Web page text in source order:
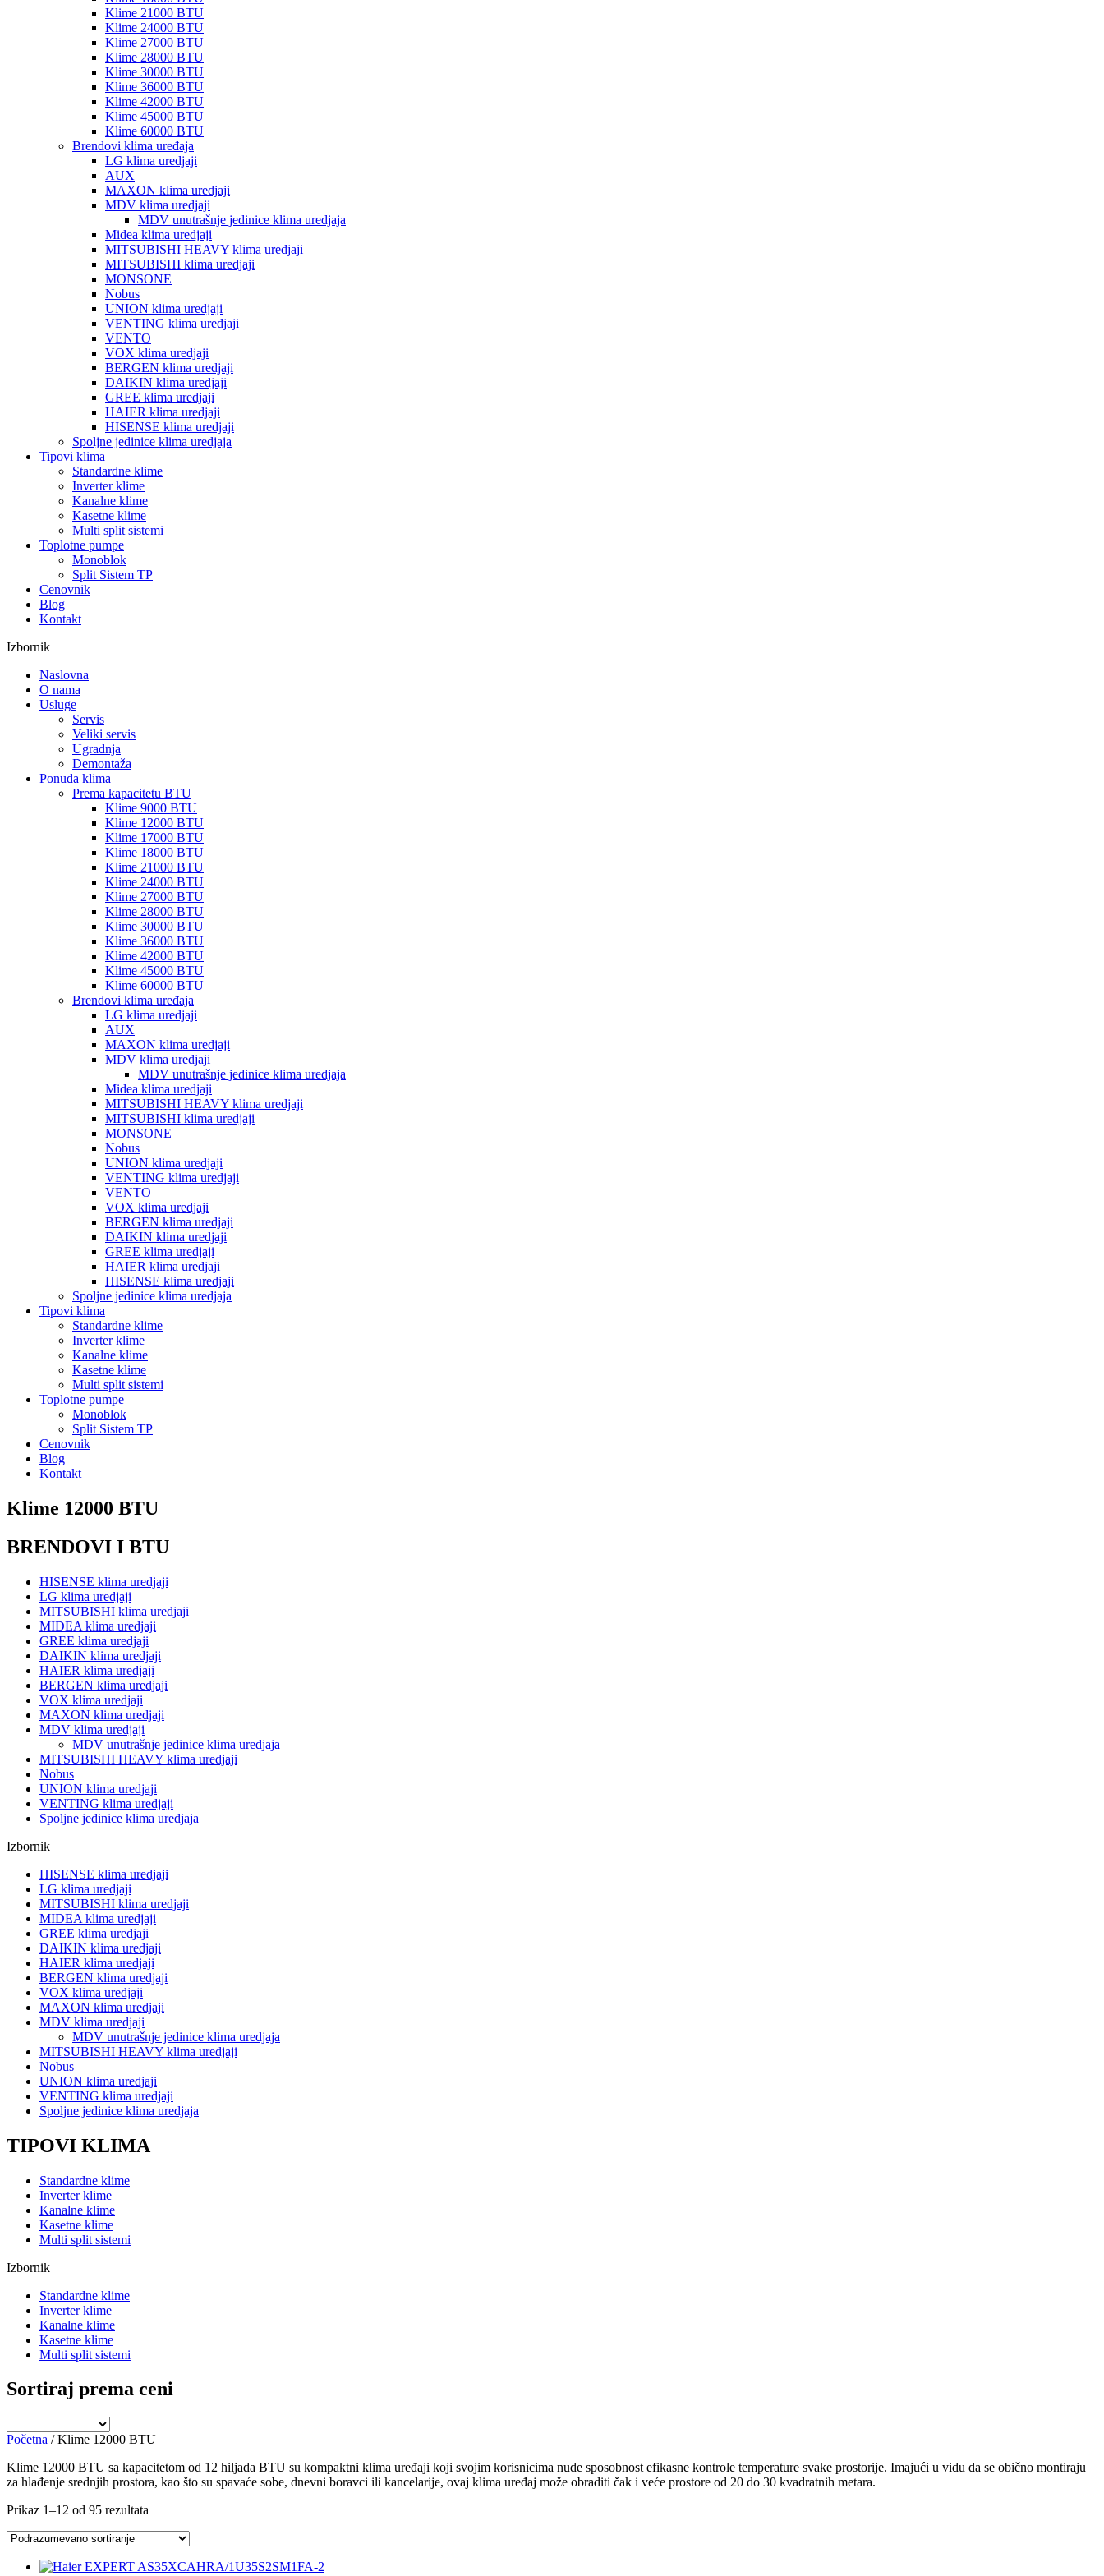
Klime 21000 BTU
Klime 24000 BTU
Klime 27000 BTU
Klime 28000 BTU
Klime 30000 BTU
Klime 36000 BTU
Klime 42000 BTU
Klime 45000 BTU
Klime 60000 BTU
Brendovi klima uređaja
LG klima uredjaji
AUX
MAXON klima uredjaji
MDV klima uredjaji
MDV unutrašnje jedinice klima uredjaja
Midea klima uredjaji
MITSUBISHI HEAVY klima uredjaji
MITSUBISHI klima uredjaji
MONSONE
Nobus
UNION klima uredjaji
VENTING klima uredjaji
VENTO
VOX klima uredjaji
BERGEN klima uredjaji
DAIKIN klima uredjaji
GREE klima uredjaji
HAIER klima uredjaji
HISENSE klima uredjaji
Spoljne jedinice klima uredjaja
Tipovi klima
Standardne klime
Inverter klime
Kanalne klime
Kasetne klime
Multi split sistemi
Toplotne pumpe
Monoblok
Split Sistem TP
Cenovnik
Blog
Kontakt
Izbornik
Naslovna
O nama
Usluge
Servis
Veliki servis
Ugradnja
Demontaža
Ponuda klima
Prema kapacitetu BTU
Klime 9000 BTU
Klime 12000 BTU
Klime 17000 BTU
Klime 18000 BTU
Klime 21000 BTU
Klime 24000 BTU
Klime 27000 BTU
Klime 28000 BTU
Klime 30000 BTU
Klime 36000 BTU
Klime 42000 BTU
Klime 45000 BTU
Klime 60000 BTU
Brendovi klima uređaja
LG klima uredjaji
AUX
MAXON klima uredjaji
MDV klima uredjaji
MDV unutrašnje jedinice klima uredjaja
Midea klima uredjaji
MITSUBISHI HEAVY klima uredjaji
MITSUBISHI klima uredjaji
MONSONE
Nobus
UNION klima uredjaji
VENTING klima uredjaji
VENTO
VOX klima uredjaji
BERGEN klima uredjaji
DAIKIN klima uredjaji
GREE klima uredjaji
HAIER klima uredjaji
HISENSE klima uredjaji
Spoljne jedinice klima uredjaja
Tipovi klima
Standardne klime
Inverter klime
Kanalne klime
Kasetne klime
Multi split sistemi
Toplotne pumpe
Monoblok
Split Sistem TP
Cenovnik
Blog
Kontakt
Klime 12000 BTU
BRENDOVI I BTU
HISENSE klima uredjaji
LG klima uredjaji
MITSUBISHI klima uredjaji
MIDEA klima uredjaji
GREE klima uredjaji
DAIKIN klima uredjaji
HAIER klima uredjaji
BERGEN klima uredjaji
VOX klima uredjaji
MAXON klima uredjaji
MDV klima uredjaji
MDV unutrašnje jedinice klima uredjaja
MITSUBISHI HEAVY klima uredjaji
Nobus
UNION klima uredjaji
VENTING klima uredjaji
Spoljne jedinice klima uredjaja
Izbornik
HISENSE klima uredjaji
LG klima uredjaji
MITSUBISHI klima uredjaji
MIDEA klima uredjaji
GREE klima uredjaji
DAIKIN klima uredjaji
HAIER klima uredjaji
BERGEN klima uredjaji
VOX klima uredjaji
MAXON klima uredjaji
MDV klima uredjaji
MDV unutrašnje jedinice klima uredjaja
MITSUBISHI HEAVY klima uredjaji
Nobus
UNION klima uredjaji
VENTING klima uredjaji
Spoljne jedinice klima uredjaja
TIPOVI KLIMA
Standardne klime
Inverter klime
Kanalne klime
Kasetne klime
Multi split sistemi
Izbornik
Standardne klime
Inverter klime
Kanalne klime
Kasetne klime
Multi split sistemi
Sortiraj prema ceni
Početna / Klime 12000 BTU
Klime 12000 BTU sa kapacitetom od 12 hiljada BTU su kompaktni klima uređaji koji svojim korisnicima nude sposobnost efikasne kontrole temperature svake prostorije. Imajući u vidu da se obično montiraju
za hlađenje srednjih prostora, kao što su spavaće sobe, dnevni boravci ili kancelarije, ovaj klima uređaj može obraditi čak i veće prostore od 20 do 30 kvadratnih metara.
Prikaz 1–12 od 95 rezultata